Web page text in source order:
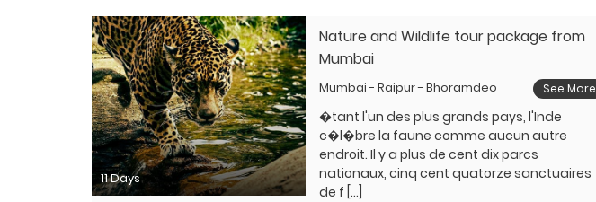
11 Days
Nature and Wildlife tour package from
Mumbai
Mumbai - Raipur - Bhoramdeo See More
�tant l'un des plus grands pays, l'Inde
c�l�bre la faune comme aucun autre
endroit. Il y a plus de cent dix parcs
nationaux, cinq cent quatorze sanctuaires
de f […]